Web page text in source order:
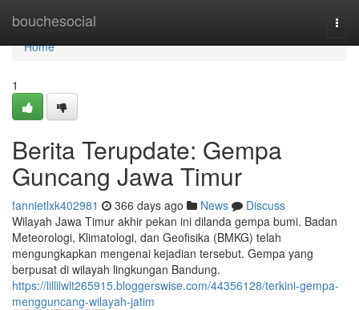
bouchesocial
Home
Home
1
Berita Terupdate: Gempa
Guncang Jawa Timur
fannietlxk402981 366 days ago News
Discuss
Wilayah Jawa Timur akhir pekan ini dilanda gempa bumi. Badan
Meteorologi, Klimatologi, dan Geofisika (BMKG) telah
mengungkapkan mengenai kejadian tersebut. Gempa yang
berpusat di wilayah lingkungan Bandung.
https://lillilwlt265915.bloggerswise.com/44356128/terkini-gempa-
mengguncang-wilayah-jatim